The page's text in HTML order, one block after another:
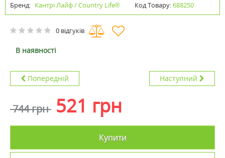
Бренд: Кантрі Лайф / Country Life® Код Товару:688250
0 відгуків
В наявності
Попередній Наступний
744 грн 521 грн
Купити